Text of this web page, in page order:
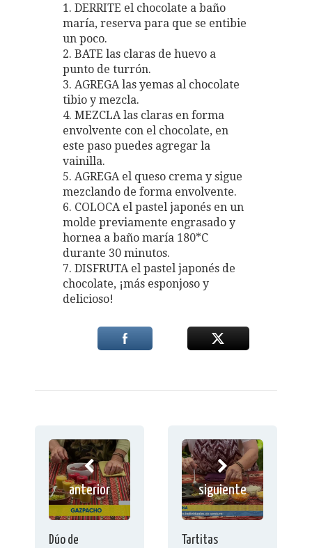
1. DERRITE el chocolate a baño
maría, reserva para que se entibie
un poco.
2. BATE las claras de huevo a
punto de turrón.
3. AGREGA las yemas al chocolate
tibio y mezcla.
4. MEZCLA las claras en forma
envolvente con el chocolate, en
este paso puedes agregar la
vainilla.
5. AGREGA el queso crema y sigue
mezclando de forma envolvente.
6. COLOCA el pastel japonés en un
molde previamente engrasado y
hornea a baño maría 180*C
durante 30 minutos.
7. DISFRUTA el pastel japonés de
chocolate, ¡más esponjoso y
delicioso!
anterior
Dúo de
siguiente
Tartitas